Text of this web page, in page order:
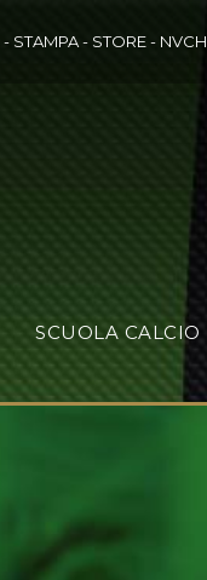
- STAMPA- STORE- NVCH
SCUOLA CALCIO